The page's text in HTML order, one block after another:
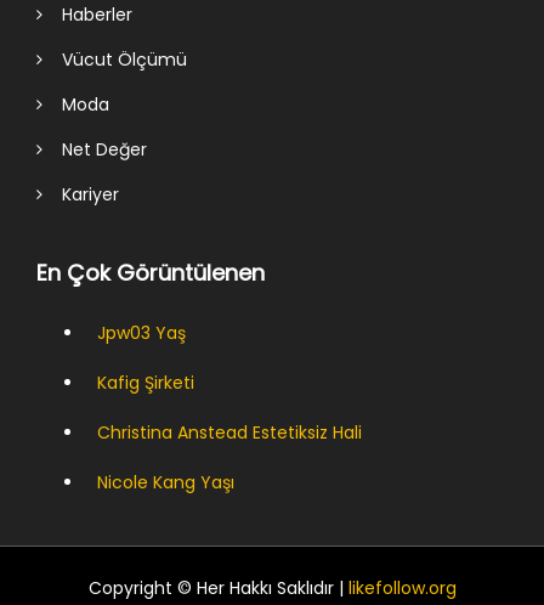
Haberler
Vücut Ölçümü
Moda
Net Değer
Kariyer
En Çok Görüntülenen
Jpw03 Yaş
Kafig Şirketi
Christina Anstead Estetiksiz Hali
Nicole Kang Yaşı
Copyright © Her Hakkı Saklıdır | likefollow.org